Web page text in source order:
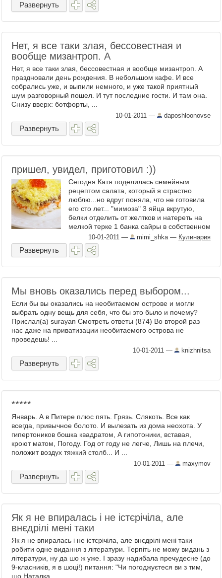
Развернуть
Нет, я все таки злая, бессовестная и
вообще мизантроп. А
Нет, я все таки злая, бессовестная и вообще мизантроп. А
праздновали день рождения. В небольшом кафе. И все
собрались уже, и выпили немного, и уже такой приятный
шум разговорный пошел. И тут последние гости. И там она.
Снизу вверх: ботфорты, ...
10-01-2011 — daposhloonovse
Развернуть
пришел, увидел, приготовил :))
Сегодня Катя поделилась семейным
рецептом салата, который я страстно
люблю...но вдруг поняла, что не готовила
его сто лет... "мимоза" 3 яйца вкрутую,
белки отделить от желтков и натереть на
мелкой терке 1 банка сайры в собственном
соку - ...10-01-2011 — mimi_shka— Кулинария
Развернуть
Мы вновь оказались перед выбором...
Если бы вы оказались на необитаемом острове и могли
выбрать одну вещь для себя, что бы это было и почему?
Прислал(а) surayan Смотреть ответы (874) Во второй раз
нас даже на приватизации необитаемого острова не
проведешь! ...
10-01-2011 — knizhnitsa
Развернуть
*****
Январь. А в Питере плюс пять. Грязь. Слякоть. Все как
всегда, привычное болото. И вылезать из дома неохота. У
гипертоников бошка квадратом, А гипотоники, вставая,
кроют матом, Погоду. Год от году не легче, Лишь на плечи,
положит воздух тяжкий столб... И ...
10-01-2011 — maxymov
Развернуть
Як я не впиралась і не істєрічіла, але
внєдрілі мені таки
Як я не впиралась і не істєрічіла, але внєдрілі мені таки
робити одне видання з літератури. Терпіть не можу видань з
літератури, ну да шо ж уже. І зразу надибала пречудесне (до
9-класників, я в шоці!) питання: "Чи погоджуєтеся ви з тим,
що Наталка ...